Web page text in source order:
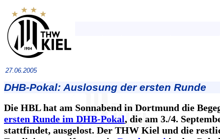
27.06.2005
DHB-Pokal: Auslosung der ersten Runde
Die HBL hat am Sonnabend in Dortmund die
ersten Runde im DHB-Pokal, die am 3./4.
stattfindet, ausgelost. Der THW Kiel und die